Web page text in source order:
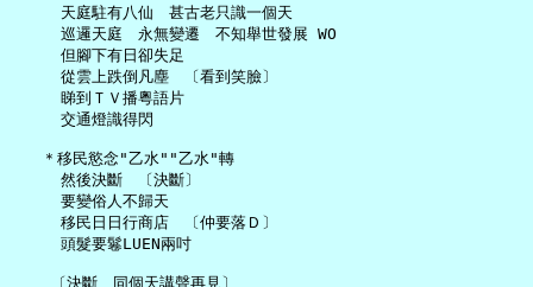
     天庭駐有八仙　甚古老只識一個天
     巡邏天庭　永無變遷　不知舉世發展 WO
     但腳下有日卻失足
     從雲上跌倒凡塵　〔看到笑臉〕
     睇到ＴＶ播粵語片
     交通燈識得閃
   ＊移民慾念"乙水""乙水"轉
     然後決斷　〔決斷〕
     要變俗人不歸天
     移民日日行商店　〔仲要落Ｄ〕
     頭髮要鬈LUEN兩吋
    〔決斷　同個天講聲再見〕